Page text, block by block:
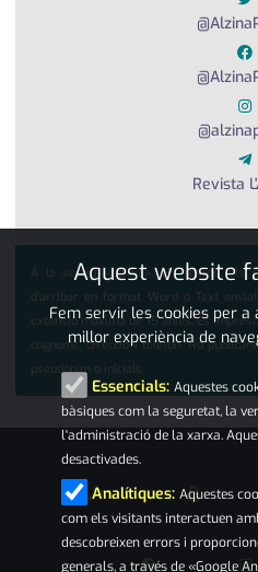
Revista
A la secció «opinió», els textos, els
d'arribar en format Word o Text
extensió màxima de 15 línies. És
cognoms, direcció i telèfon. No
pseudònim o inicials.
Aquest website
Fem servir les cookies per
millor experiència de
Essencials: Aquestes
bàsiques com la seguretat, la
l'administració de la xarxa.
desactivades.
Analítiques: Aquestes
com els visitants interactuen
descobreixen errors i
generals, a través de «Google